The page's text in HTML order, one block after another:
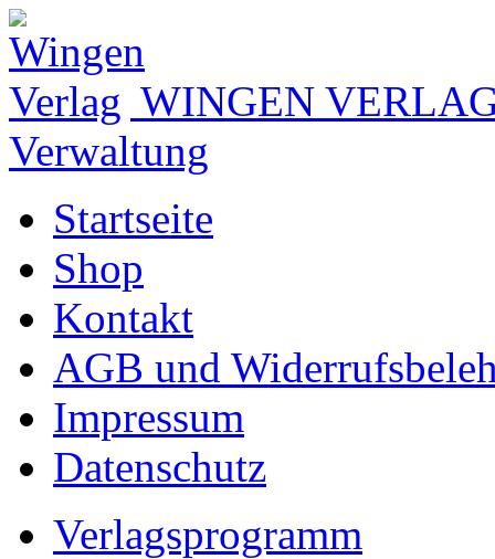
WINGEN
Verwaltung
Startseite
Shop
Kontakt
AGB und
Impressum
Datenschutz
Verlagsprogramm